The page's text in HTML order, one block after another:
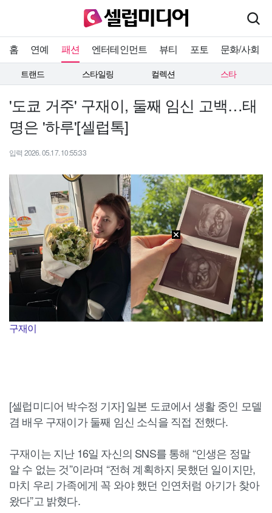
홈 연예 패션 엔터테인먼트 뷰티 포토 문화/사회
트랜드 스타일링 컬렉션 스타
'도쿄 거주' 구재이, 둘째 임신 고백…태
명은 '하루'[셀럽톡]
입력 2026. 05.17. 10:55:33
구재이
[셀럽미디어 박수정 기자] 일본 도쿄에서 생활 중인 모델
겸 배우 구재이가 둘째 임신 소식을 직접 전했다.
구재이는 지난 16일 자신의 SNS를 통해 “인생은 정말
알 수 없는 것”이라며 “전혀 계획하지 못했던 일이지만,
마치 우리 가족에게 꼭 와야 했던 인연처럼 아기가 찾아
왔다”고 밝혔다.